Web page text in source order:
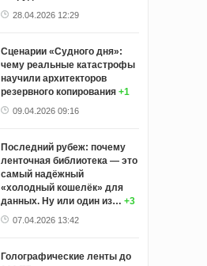
28.04.2026 12:29
Сценарии «Судного дня»:
чему реальные катастрофы
научили архитекторов
резервного копирования +1
09.04.2026 09:16
Последний рубеж: почему
ленточная библиотека — это
самый надёжный
«холодный кошелёк» для
данных. Ну или один из… +3
07.04.2026 13:42
Голографические ленты до